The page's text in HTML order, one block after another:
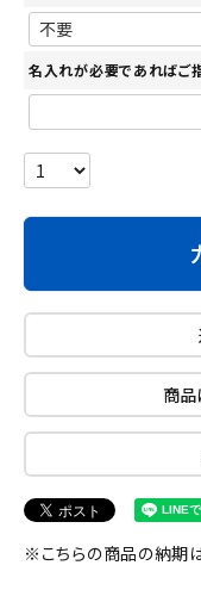
名入れが必要であればご
商品
※こちらの商品の納期